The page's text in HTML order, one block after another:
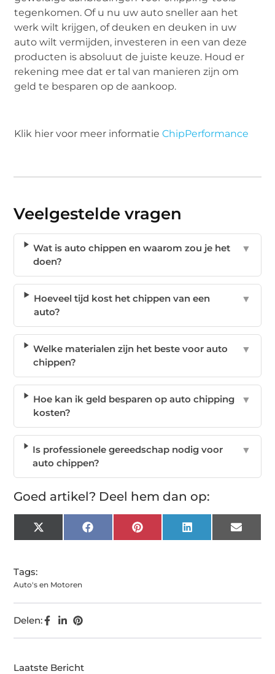
tegenkomen. Of u nu uw auto sneller aan het
werk wilt krijgen, of deuken en deuken in uw
auto wilt vermijden, investeren in een van deze
producten is absoluut de juiste keuze. Houd er
rekening mee dat er tal van manieren zijn om
geld te besparen op de aankoop.
Klik hier voor meer informatieChipPerformance
Veelgestelde vragen
Wat is auto chippen en waarom zou je het
doen?
▼
Hoeveel tijd kost het chippen van een
auto?
▼
Welke materialen zijn het beste voor auto
chippen?
▼
Hoe kan ik geld besparen op auto chipping
kosten?
▼
Is professionele gereedschap nodig voor
auto chippen?
▼
Goed artikel? Deel hem dan op:
X
(Twitter)
FacebookPinterest LinkedIn Email
Tags:
Auto's en Motoren
Delen:
Laatste Bericht